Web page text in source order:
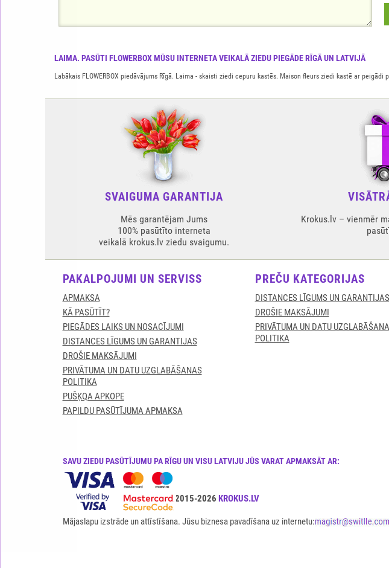
LAIMA. PASŪTI FLOWERBOX MŪSU INTERNETA VEIKALĀ ZIEDU PIEGĀDE RĪGĀ UN LATVIJĀ
Labākais FLOWERBOX piedāvājums Rīgā. Laima - skaisti ziedi cepuru kastēs. Maison fleurs ziedi kastē ar peigādi
SVAIGUMA GARANTIJA
Mēs garantējam Jums
100% pasūtīto interneta
veikalā krokus.lv ziedu svaigumu.
Krokus.lv – vienmēr
PAKALPOJUMI UN SERVISS
APMAKSA
KĀ PASŪTĪT?
PIEGĀDES LAIKS UN NOSACĪJUMI
DISTANCES LĪGUMS UN GARANTIJAS
DROŠIE MAKSĀJUMI
PRIVĀTUMA UN DATU UZGLABĀŠANAS
POLITIKA
PUŠĶQA APKOPE
PAPILDU PASŪTĪJUMA APMAKSA
PREČU KATEGORIJAS
DISTANCES LĪGUMS UN GARANTIJAS
DROŠIE MAKSĀJUMI
PRIVĀTUMA UN DATU
POLITIKA
SAVU ZIEDU PASŪTĪJUMU PA RĪGU UN VISU LATVIJU JŪS VARAT APMAKSĀT AR:
Visas tiesības ir aizsargātas© 2015-2026 KROKUS.LV
Mājaslapu izstrāde un attīstīšana. Jūsu biznesa pavadīšana uz internetu: